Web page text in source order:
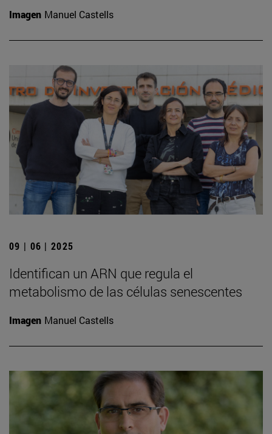
Imagen Manuel Castells
09 | 06 | 2025
Identifican un ARN que regula el
metabolismo de las células senescentes
Imagen Manuel Castells